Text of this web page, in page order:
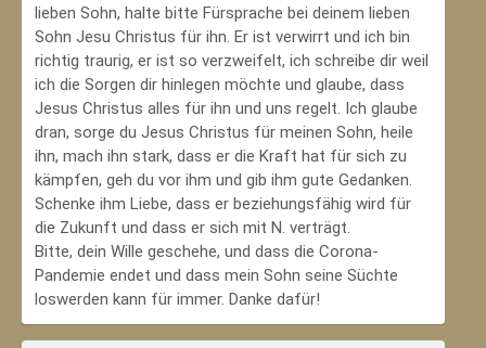
lieben Sohn, halte bitte Fürsprache bei deinem lieben
Sohn Jesu Christus für ihn. Er ist verwirrt und ich bin
richtig traurig, er ist so verzweifelt, ich schreibe dir weil
ich die Sorgen dir hinlegen möchte und glaube, dass
Jesus Christus alles für ihn und uns regelt. Ich glaube
dran, sorge du Jesus Christus für meinen Sohn‚ heile
ihn, mach ihn stark, dass er die Kraft hat für sich zu
kämpfen, geh du vor ihm und gib ihm gute Gedanken.
Schenke ihm Liebe, dass er beziehungsfähig wird für
die Zukunft und dass er sich mit N. verträgt.
Bitte, dein Wille geschehe, und dass die Corona-
Pandemie endet und dass mein Sohn seine Süchte
loswerden kann für immer. Danke dafür!